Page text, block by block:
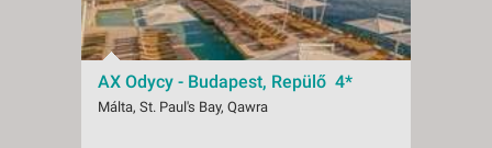
AX Odycy - Budapest, Repülő 4*
Málta, St. Paul's Bay, Qawra